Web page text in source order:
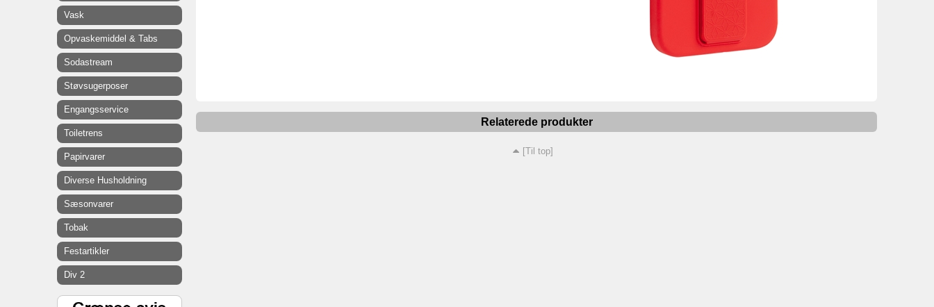
Relaterede produkter
[Til top]
Vask
Opvaskemiddel & Tabs
Sodastream
Støvsugerposer
Engangsservice
Toiletrens
Papirvarer
Diverse Husholdning
Sæsonvarer
Tobak
Festartikler
Div 2